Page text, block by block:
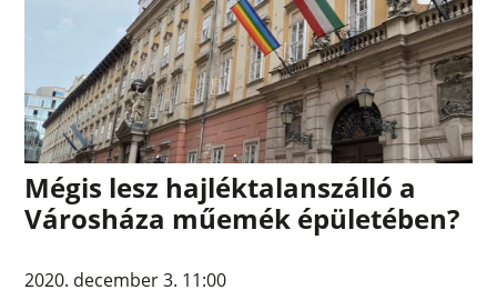
Mégis lesz hajléktalanszálló a
Városháza műemék épületében?
2020. december 3. 11:00